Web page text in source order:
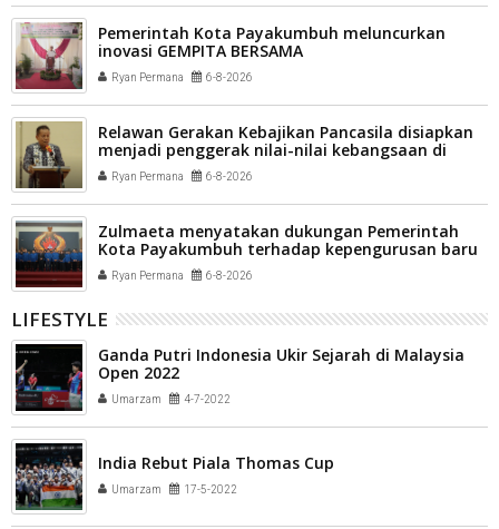
Pemerintah Kota Payakumbuh meluncurkan
inovasi GEMPITA BERSAMA
Ryan Permana 6-8-2026
Relawan Gerakan Kebajikan Pancasila disiapkan
menjadi penggerak nilai-nilai kebangsaan di
tengah masyarakat Kota Payakumbuh
Ryan Permana 6-8-2026
Zulmaeta menyatakan dukungan Pemerintah
Kota Payakumbuh terhadap kepengurusan baru
Komite Olahraga Nasional Indonesia (KONI) Kota
Payakumbuh
Ryan Permana 6-8-2026
LIFESTYLE
Ganda Putri Indonesia Ukir Sejarah di Malaysia
Open 2022
Umarzam 4-7-2022
India Rebut Piala Thomas Cup
Umarzam 17-5-2022